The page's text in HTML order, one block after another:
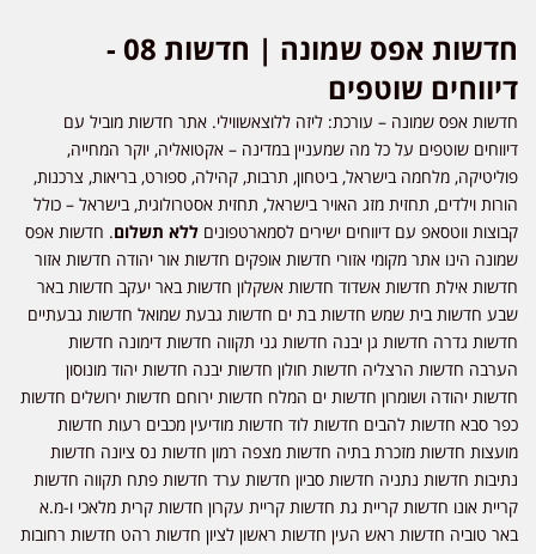
חדשות אפס שמונה | חדשות 08 -
דיווחים שוטפים
חדשות אפס שמונה – עורכת: ליזה ללוצאשווילי. אתר חדשות מוביל עם
דיווחים שוטפים על כל מה שמעניין במדינה – אקטואליה, יוקר המחייה,
פוליטיקה, מלחמה בישראל, ביטחון, תרבות, קהילה, ספורט, בריאות, צרכנות,
הורות וילדים, תחזית מזג האויר בישראל, תחזית אסטרולוגית, בישראל – כולל
קבוצות ווטסאפ עם דיווחים ישירים לסמארטפונים ללא תשלום. חדשות אפס
שמונה הינו אתר מקומי אזורי חדשות אופקים חדשות אור יהודה חדשות אזור
חדשות אילת חדשות אשדוד חדשות אשקלון חדשות באר יעקב חדשות באר
שבע חדשות בית שמש חדשות בת ים חדשות גבעת שמואל חדשות גבעתיים
חדשות גדרה חדשות גן יבנה חדשות גני תקווה חדשות דימונה חדשות
הערבה חדשות הרצליה חדשות חולון חדשות יבנה חדשות יהוד מונוסון
חדשות יהודה ושומרון חדשות ים המלח חדשות ירוחם חדשות ירושלים חדשות
כפר סבא חדשות להבים חדשות לוד חדשות מודיעין מכבים רעות חדשות
מועצות חדשות מזכרת בתיה חדשות מצפה רמון חדשות נס ציונה חדשות
נתיבות חדשות נתניה חדשות סביון חדשות ערד חדשות פתח תקווה חדשות
קריית אונו חדשות קריית גת חדשות קריית עקרון חדשות קרית מלאכי ו-מ.א
באר טוביה חדשות ראש העין חדשות ראשון לציון חדשות רהט חדשות רחובות